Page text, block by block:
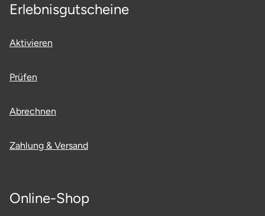
Erlebnisgutscheine
Aktivieren
Prüfen
Abrechnen
Zahlung & Versand
Online-Shop